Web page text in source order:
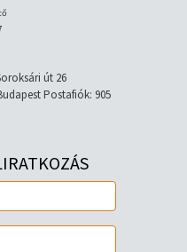
út 26
Postafiók: 905